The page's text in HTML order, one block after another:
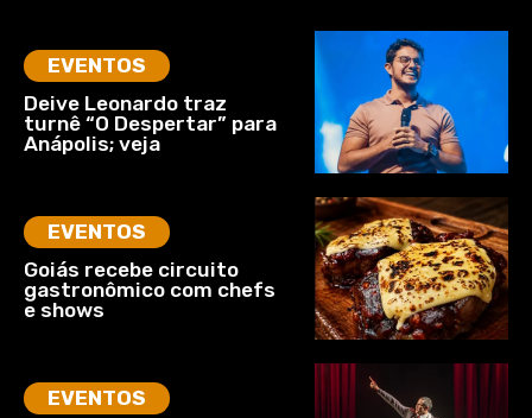
EVENTOS
Deive Leonardo traz
turnê “O Despertar” para
Anápolis; veja
EVENTOS
Goiás recebe circuito
gastronômico com chefs
e shows
EVENTOS